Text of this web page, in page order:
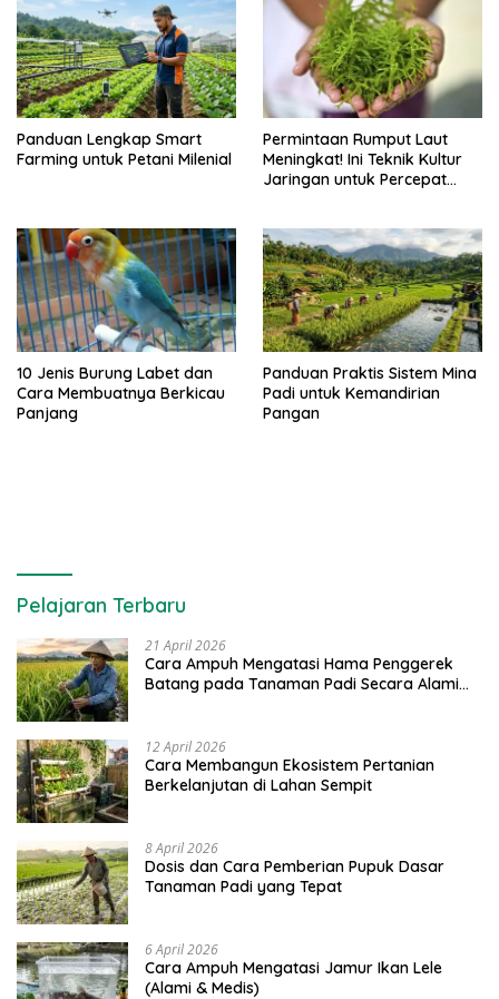
Panduan Lengkap Smart
Farming untuk Petani Milenial
Permintaan Rumput Laut
Meningkat! Ini Teknik Kultur
Jaringan untuk Percepat
10 Jenis Burung Labet dan
Cara Membuatnya Berkicau
Panjang
Panduan Praktis Sistem Mina
Padi untuk Kemandirian
Pangan
Pelajaran Terbaru
21 April 2026
Cara Ampuh Mengatasi Hama Penggerek
Batang pada Tanaman Padi Secara Alami
12 April 2026
Cara Membangun Ekosistem Pertanian
Berkelanjutan di Lahan Sempit
8 April 2026
Dosis dan Cara Pemberian Pupuk Dasar
Tanaman Padi yang Tepat
6 April 2026
Cara Ampuh Mengatasi Jamur Ikan Lele
(Alami & Medis)